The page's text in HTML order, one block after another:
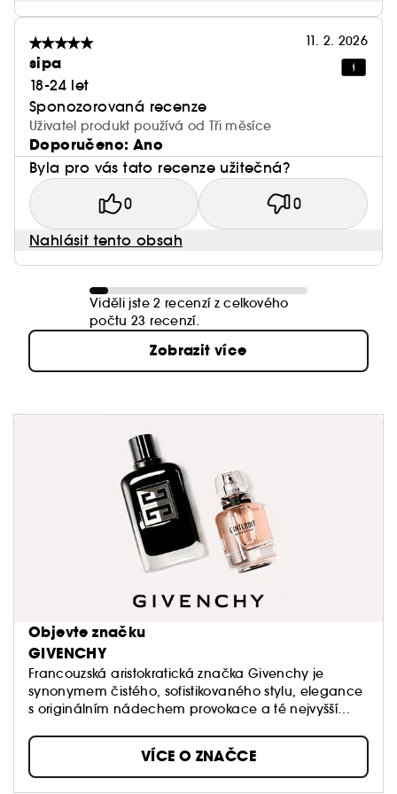
11. 2. 2026
sipa
18-24 let
Sponozorovaná recenze
Uživatel produkt používá od Tři měsíce
Doporučeno: Ano
Byla pro vás tato recenze užitečná?
0 0
Nahlásit tento obsah
Viděli jste 2 recenzí z celkového
počtu 23 recenzí.
Zobrazit více
Objevte značku
GIVENCHY
Francouzská aristokratická značka Givenchy je
synonymem čistého, sofistikovaného stylu, elegance
s originálním nádechem provokace a té nejvyšší
žena, múzou zakladatele značky Huberta de
Givenchy byla výjimečná herečka a módní ikona
Audrey Hepburn.
VÍCE O ZNAČCE